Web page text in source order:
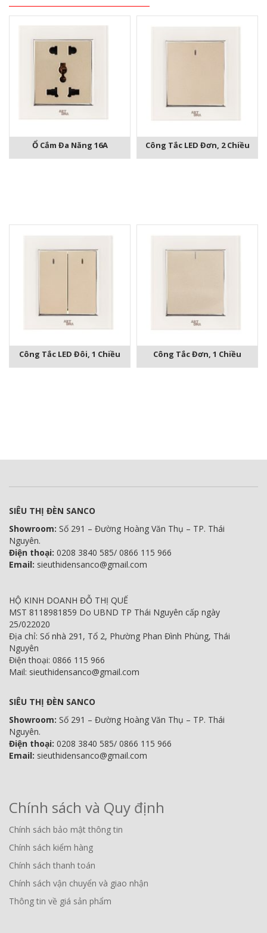
Ổ Cắm Đa Năng 16A Công Tắc LED Đơn, 2 Chiều
Công Tắc LED Đôi, 1 Chiều Công Tắc Đơn, 1 Chiều
SIÊU THỊ ĐÈN SANCO
Showroom: Số 291 – Đường Hoàng Văn Thụ – TP. Thái
Nguyên.
Điện thoại: 0208 3840 585/ 0866 115 966
Email: sieuthidensanco@gmail.com
HỘ KINH DOANH ĐỖ THỊ QUẾ
MST 8118981859 Do UBND TP Thái Nguyên cấp ngày
25/022020
Địa chỉ: Số nhà 291, Tổ 2, Phường Phan Đình Phùng, Thái
Nguyên
Điện thoại: 0866 115 966
Mail: sieuthidensanco@gmail.com
SIÊU THỊ ĐÈN SANCO
Showroom: Số 291 – Đường Hoàng Văn Thụ – TP. Thái
Nguyên.
Điện thoại: 0208 3840 585/ 0866 115 966
Email: sieuthidensanco@gmail.com
Chính sách và Quy định
Chính sách bảo mật thông tin
Chính sách kiểm hàng
Chính sách thanh toán
Chính sách vận chuyển và giao nhận
Thông tin về giá sản phẩm